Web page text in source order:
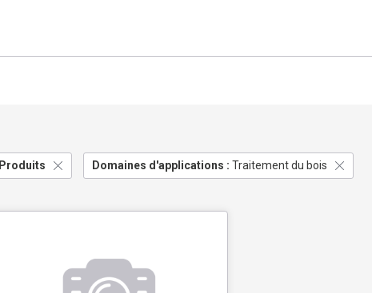
Produits Domaines d'applications : Traitement du bois